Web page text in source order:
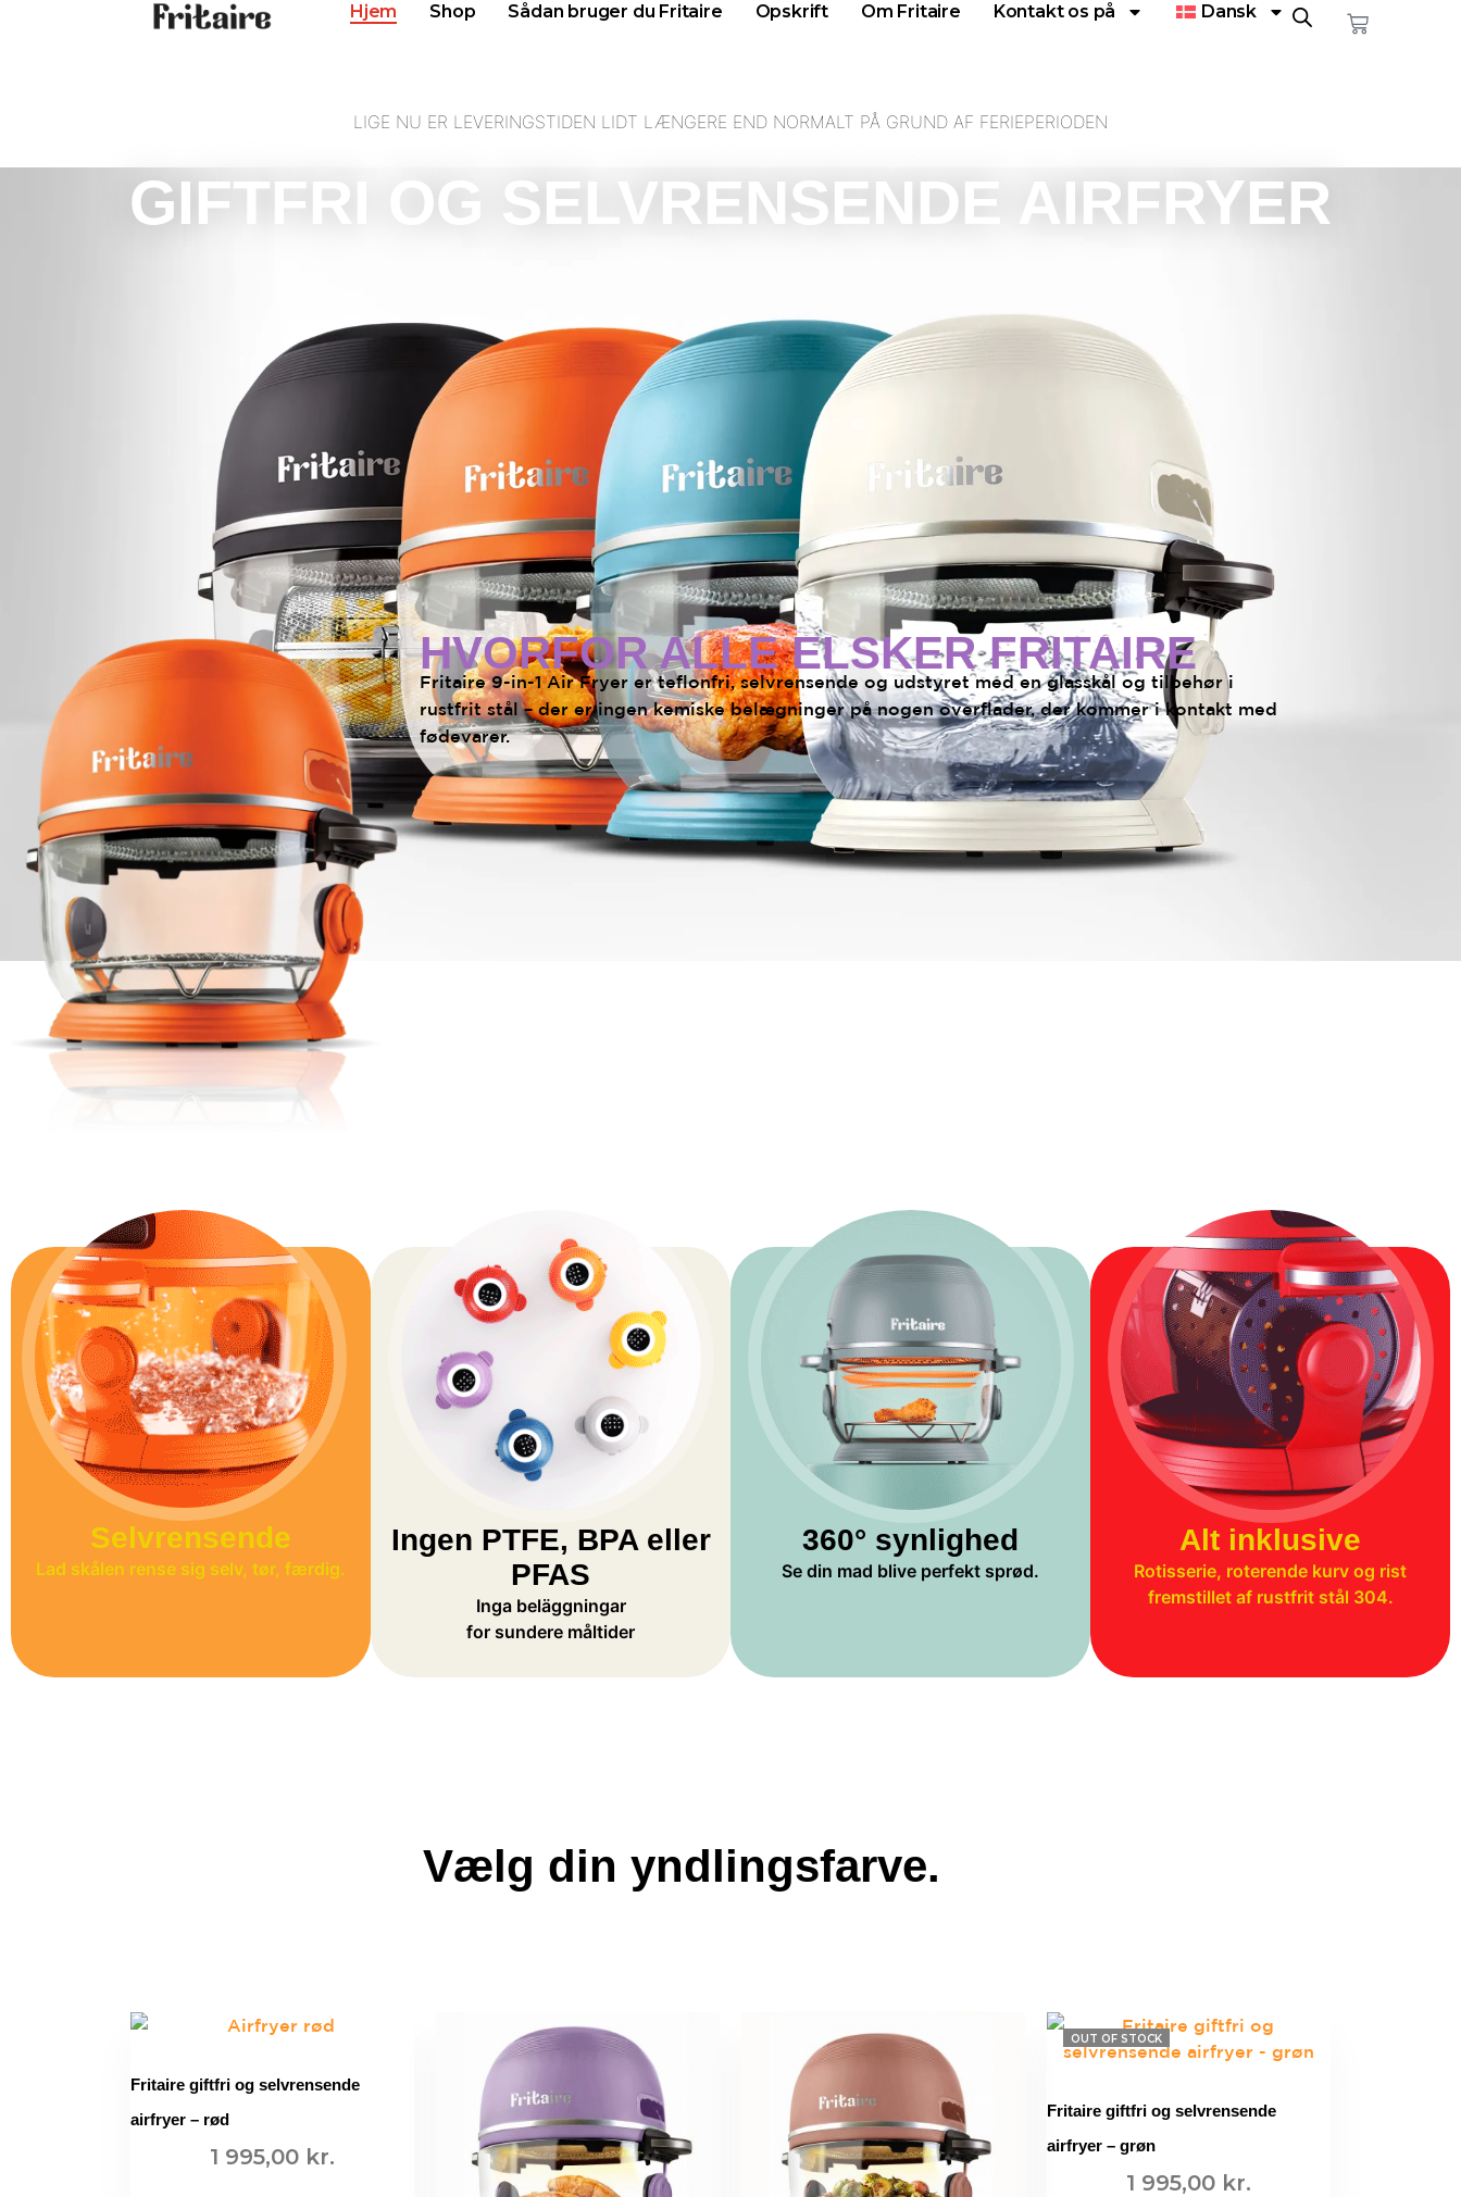
Hjem Shop Sådan bruger du Fritaire Opskrift Om Fritaire Kontakt os på Dansk
LIGE NU ER LEVERINGSTIDEN LIDT LÆNGERE END NORMALT PÅ GRUND AF FERIEPERIODEN
GIFTFRI OG SELVRENSENDE AIRFRYER
HVORFOR ALLE ELSKER FRITAIRE
Fritaire 9-in-1 Air Fryer er teflonfri, selvrensende og udstyret med en glasskål og tilbehør i
rustfrit stål – der er ingen kemiske belægninger på nogen overflader, der kommer i kontakt med
fødevarer.
Selvrensende
Lad skålen rense sig selv, tør, færdig.
Ingen PTFE, BPA eller
PFAS
Inga beläggningar
for sundere måltider
360° synlighed
Se din mad blive perfekt sprød.
Alt inklusive
Rotisserie, roterende kurv og rist
fremstillet af rustfrit stål 304.
Vælg din yndlingsfarve.
Fritaire giftfri og selvrensende
airfryer – rød
1 995,00 kr.
OUT OF STOCK
Fritaire giftfri og selvrensende
airfryer – grøn
1 995,00 kr.